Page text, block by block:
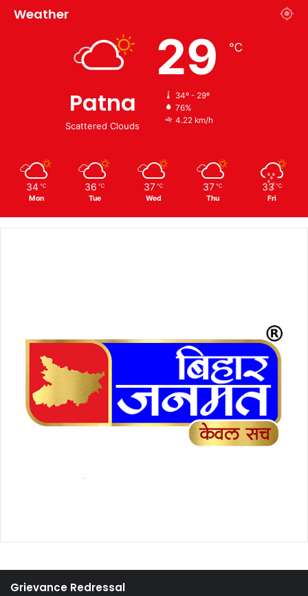
Weather
Patna
Scattered Clouds
29 ℃
34º - 29º
76%
4.22 km/h
34 ℃
Mon
36 ℃
Tue
37 ℃
Wed
37 ℃
Thu
33 ℃
Fri
Grievance Redressal